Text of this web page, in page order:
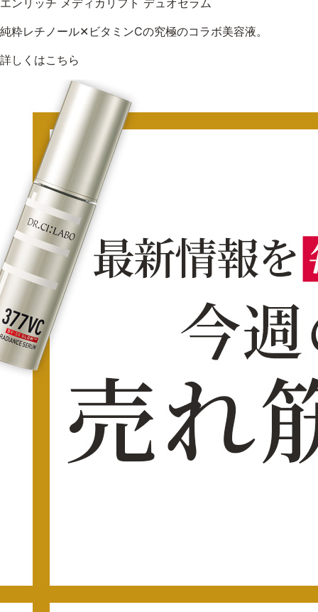
エンリッチ メディカリフト デュオセラム
純粋レチノール✕ビタミンCの究極のコラボ美容液。
詳しくはこちら